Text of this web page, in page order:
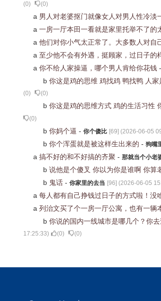
(0) (0)
a 男人对老婆抠门就像女人对男人性冷淡
a 一房一厅本田一看就是家里托举不了的
a 他们对你小气太正常了。大多数人对自
a 至少他不会有外遇，挺顾家，过日子的
a 你不给人家操逼，哪个男人肯给你花钱 -
b 你这是鸡的思维 鸡找鸡 鸭找鸭 人
(0) (0)
b 你这是鸡的思维方式 鸡的生活习性
(0)
b 你妈个逼 - 你个傻比 [69] (2026-06-05
b 你个浑蛋就是被这样生出来的 - 狗嘴
a 搞不好的和不好搞的齐聚 - 那就当个小老
b 说他是个傻叉 你以为你是谁啊 你算
b 鬼话 - 你家里的去当 [96] (2026-06-05
a 每人都有自己挣钱过日子的方式啦！没
a 列治文买了个一房一厅公寓，也有一辆
b 你说的国内一线城市是哪几个？你
17:25:33) (0) (0)